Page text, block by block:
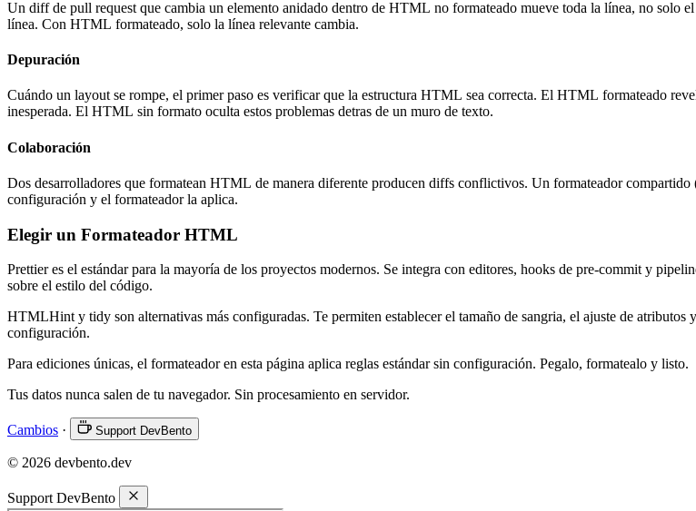
Un diff de pull request que cambia un elemento anidado dentro de HTML no formateado mueve toda la línea, no solo
línea. Con HTML formateado, solo la línea relevante cambia.
Depuración
Cuándo un layout se rompe, el primer paso es verificar que la estructura HTML sea correcta. El HTML formateado
inesperada. El HTML sin formato oculta estos problemas detras de un muro de texto.
Colaboración
Dos desarrolladores que formatean HTML de manera diferente producen diffs conflictivos. Un formateador
configuración y el formateador la aplica.
Elegir un Formateador HTML
Prettier es el estándar para la mayoría de los proyectos modernos. Se integra con editores, hooks de pre-commit y
sobre el estilo del código.
HTMLHint y tidy son alternativas más configuradas. Te permiten establecer el tamaño de sangria, el ajuste de atributos
configuración.
Para ediciones únicas, el formateador en esta página aplica reglas estándar sin configuración. Pegalo, formatealo y listo.
Tus datos nunca salen de tu navegador. Sin procesamiento en servidor.
Cambios · Support DevBento
© 2026 devbento.dev
Support DevBento